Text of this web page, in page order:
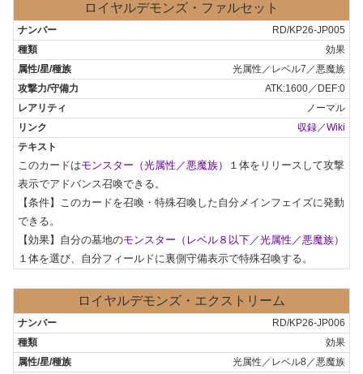
ロイヤルデモンズ・ファルセット
RD/KP26-JP005
効果
光属性／レベル7／悪魔族
ATK:1600／DEF:0
ノーマル
収録／Wiki
このカードはモンスター（光属性／悪魔族）
１体をリリースして攻撃
表示でアドバンス召喚できる。
【条件】このカードを召喚・特殊召喚した自分メインフェイズに発動
できる。
【効果】自分の墓地のモンスター（レベル８以下／光属性／悪魔族）
１体を選び、自分フィールドに裏側守備表示で特殊召喚する。
ロイヤルデモンズ・エクストリーム
RD/KP26-JP006
効果
光属性／レベル8／悪魔族